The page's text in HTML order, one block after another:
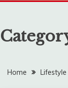
Home Lifestyle